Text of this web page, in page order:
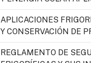
APLICACIONES
Y CONSERVACIÓN DE
REGLAMENTO DE